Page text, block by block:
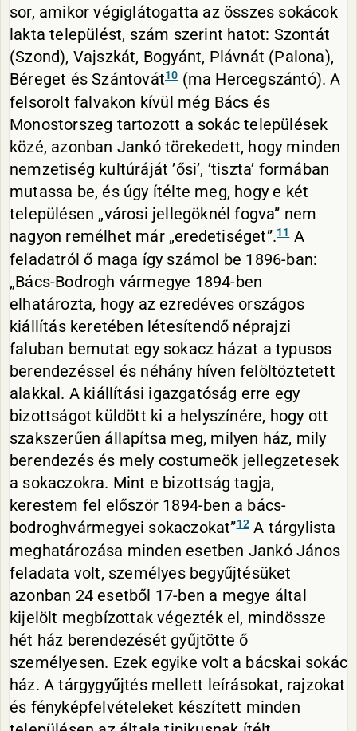
sor, amikor végiglátogatta az összes sokácok
lakta települést, szám szerint hatot: Szontát
(Szond), Vajszkát, Bogyánt, Plávnát (Palona),
Béreget és Szántovát10(ma Hercegszántó). A
felsorolt falvakon kívül még Bács és
Monostorszeg tartozott a sokác települések
közé, azonban Jankó törekedett, hogy minden
nemzetiség kultúráját ’ősi’, ’tiszta’ formában
mutassa be, és úgy ítélte meg, hogy e két
településen „városi jellegöknél fogva” nem
nagyon remélhet már „eredetiséget”.11A
feladatról ő maga így számol be 1896-ban:
„Bács-Bodrogh vármegye 1894-ben
elhatározta, hogy az ezredéves országos
kiállítás keretében létesítendő néprajzi
faluban bemutat egy sokacz házat a typusos
berendezéssel és néhány híven felöltöztetett
alakkal. A kiállítási igazgatóság erre egy
bizottságot küldött ki a helyszínére, hogy ott
szakszerűen állapítsa meg, milyen ház, mily
berendezés és mely costumeök jellegzetesek
a sokaczokra. Mint e bizottság tagja,
kerestem fel először 1894-ben a bács-
bodroghvármegyei sokaczokat”12 A tárgylista
meghatározása minden esetben Jankó János
feladata volt, személyes begyűjtésüket
azonban 24 esetből 17-ben a megye által
kijelölt megbízottak végezték el, mindössze
hét ház berendezését gyűjtötte ő
személyesen. Ezek egyike volt a bácskai sokác
ház. A tárgygyűjtés mellett leírásokat, rajzokat
és fényképfelvételeket készített minden